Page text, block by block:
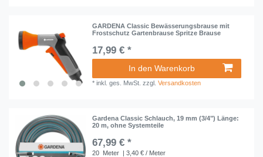
GARDENA Classic Bewässerungsbrause mit
Frostschutz Gartenbrause Spritze Brause
17,99 € *
In den Warenkorb
*inkl. ges. MwSt. zzgl.Versandkosten
Gardena Classic Schlauch, 19 mm (3/4") Länge:
20 m, ohne Systemteile
67,99 € *
20 Meter | 3,40 € / Meter